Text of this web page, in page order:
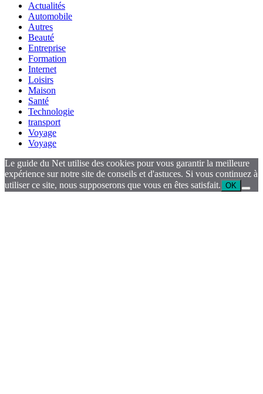
Actualités
Automobile
Autres
Beauté
Entreprise
Formation
Internet
Loisirs
Maison
Santé
Technologie
transport
Voyage
Voyage
Le guide du Net utilise des cookies pour vous garantir la meilleure
expérience sur notre site de conseils et d'astuces. Si vous continuez à
utiliser ce site, nous supposerons que vous en êtes satisfait. OK